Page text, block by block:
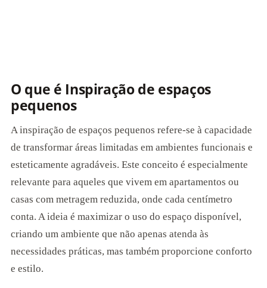
O que é Inspiração de espaços
pequenos
A inspiração de espaços pequenos refere-se à capacidade
de transformar áreas limitadas em ambientes funcionais e
esteticamente agradáveis. Este conceito é especialmente
relevante para aqueles que vivem em apartamentos ou
casas com metragem reduzida, onde cada centímetro
conta. A ideia é maximizar o uso do espaço disponível,
criando um ambiente que não apenas atenda às
necessidades práticas, mas também proporcione conforto
e estilo.